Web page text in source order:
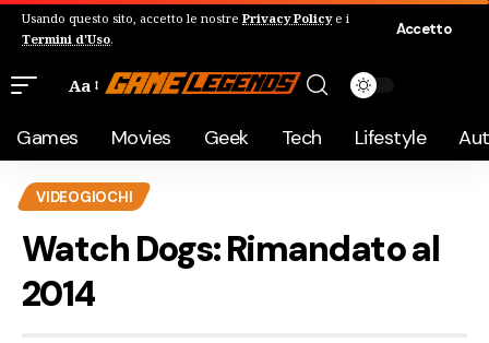
Usando questo sito, accetto le nostre Privacy Policye i
Termini d'Uso.
Accetto
Aa
Games Movies Geek Tech Lifestyle
VIDEOGIOCHI
Watch Dogs: Rimandato al
2014